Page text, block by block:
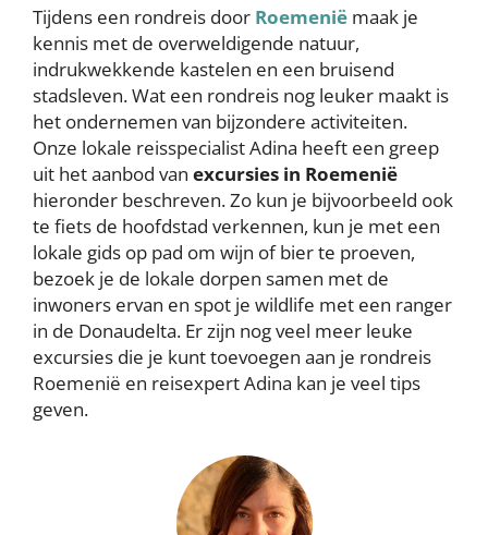
Tijdens een rondreis door Roemenië maak je
kennis met de overweldigende natuur,
indrukwekkende kastelen en een bruisend
stadsleven. Wat een rondreis nog leuker maakt is
het ondernemen van bijzondere activiteiten.
Onze lokale reisspecialist Adina heeft een greep
uit het aanbod van excursies in Roemenië
hieronder beschreven. Zo kun je bijvoorbeeld ook
te fiets de hoofdstad verkennen, kun je met een
lokale gids op pad om wijn of bier te proeven,
bezoek je de lokale dorpen samen met de
inwoners ervan en spot je wildlife met een ranger
in de Donaudelta. Er zijn nog veel meer leuke
excursies die je kunt toevoegen aan je rondreis
Roemenië en reisexpert Adina kan je veel tips
geven.